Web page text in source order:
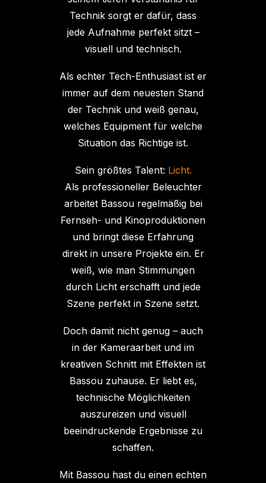
Technik sorgt er dafür, dass
jede Aufnahme perfekt sitzt –
visuell und technisch.
Als echter Tech-Enthusiast ist er
immer auf dem neuesten Stand
der Technik und weiß genau,
welches Equipment für welche
Situation das Richtige ist.
Sein größtes Talent: Licht.
Als professioneller Beleuchter
arbeitet Bassou regelmäßig bei
Fernseh- und Kinoproduktionen
und bringt diese Erfahrung
direkt in unsere Projekte ein. Er
weiß, wie man Stimmungen
durch Licht erschafft und jede
Szene perfekt in Szene setzt.
Doch damit nicht genug – auch
in der Kameraarbeit und im
kreativen Schnitt mit Effekten ist
Bassou zuhause. Er liebt es,
technische Möglichkeiten
auszureizen und visuell
beeindruckende Ergebnisse zu
schaffen.
Mit Bassou hast du einen echten